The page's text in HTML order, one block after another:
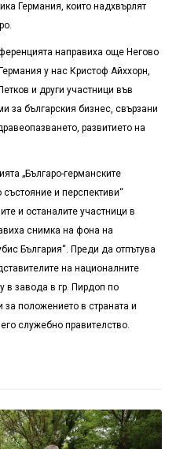
Германия, които надхвърлят
направиха още Негово
у нас Кристоф Айххорн,
и други участници във
за българския бизнес, свързани
развитието на
„Българо-германските
и перспективи“
и останалите участници в
снимка на фона на
България“. Преди да отпътува
на националните
завода в гр. Пирдоп по
за положението в страната и
служебно правителство.